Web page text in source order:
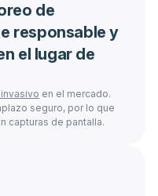
de
responsable y
el lugar de
en el mercado.
seguro, por lo que
capturas de pantalla.